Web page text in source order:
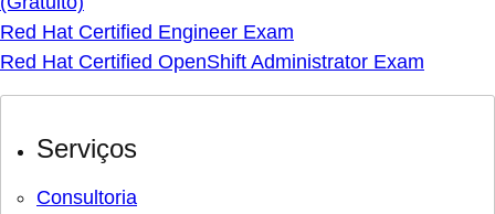
Red Hat Certified Engineer Exam
Red Hat Certified OpenShift Administrator Exam
Serviços
Consultoria